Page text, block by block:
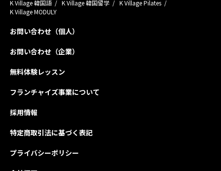
K Village 韓国語 K Village 韓国留学
K Village Pilates
K Village MODULY
お問い合わせ（個人）
お問い合わせ（企業）
無料体験レッスン
フランチャイズ事業について
採用情報
特定商取引法に基づく表記
プライバシーポリシー